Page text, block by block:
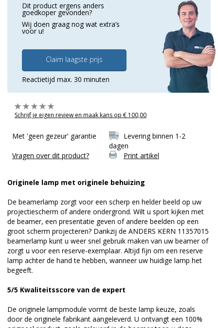
Dit product ergens anders
goedkoper gevonden?
Wij doen graag nog wat extra’s
voor u!
Claim laagste prijs
Reactietijd max. 30 minuten
Schrijf je eigen review en maak kans op € 100,00
Met 'geen gezeur' garantie
Levering binnen 1-2
dagen
Vragen over dit product?
Print artikel
Originele lamp met originele behuizing
De beamerlamp zorgt voor een scherp en helder beeld op uw
projectiescherm of andere ondergrond. Wilt u sport kijken met
de beamer, een presentatie geven of andere beelden op een
groot scherm projecteren? Dankzij de ANDERS KERN 11357015
beamerlamp kunt u weer snel gebruik maken van uw beamer of
zorgt u voor een reserve-exemplaar. Altijd fijn om een reserve
lamp achter de hand te hebben, wanneer uw huidige lamp het
begeeft.
5/5 Kwaliteitsscore van de expert
De originele lampmodule vormt de beste lamp keuze, zoals
door de originele fabrikant aangeleverd. U ontvangt een 100%